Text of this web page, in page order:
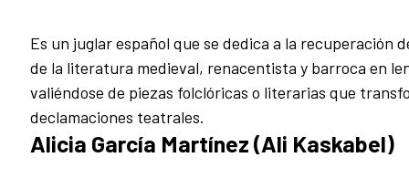
Es un juglar español que se dedica a la recuperación
de la literatura medieval, renacentista y barroca en
valiéndose de piezas folclóricas o literarias que
declamaciones teatrales.
Alicia García Martínez (Ali Kaskabel)